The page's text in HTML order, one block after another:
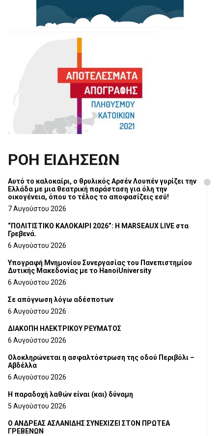
ΡΟΗ ΕΙΔΗΣΕΩΝ
Αυτό το καλοκαίρι, ο θρυλικός Αρσέν Λουπέν γυρίζει την
Ελλάδα με μια θεατρική παράσταση για όλη την
οικογένεια, όπου το τέλος το αποφασίζεις εσύ!
7 Αυγούστου 2026
“ΠΟΛΙΤΙΣΤΙΚΟ ΚΑΛΟΚΑΙΡΙ 2026”: Η MARSEAUX LIVE στα
Γρεβενά.
6 Αυγούστου 2026
Υπογραφή Μνημονίου Συνεργασίας του Πανεπιστημίου
Δυτικής Μακεδονίας με το HanoiUniversity
6 Αυγούστου 2026
Σε απόγνωση λόγω αδέσποτων
6 Αυγούστου 2026
ΔΙΑΚΟΠΗ ΗΛΕΚΤΡΙΚΟΥ ΡΕΥΜΑΤΟΣ
6 Αυγούστου 2026
Ολοκληρώνεται η ασφαλτόστρωση της οδού Περιβόλι –
Αβδέλλα
6 Αυγούστου 2026
H παραδοχή λαθών είναι (και) δύναμη
5 Αυγούστου 2026
Ο ΑΝΔΡΕΑΣ ΑΣΛΑΝΙΔΗΣ ΣΥΝΕΧΙΖΕΙ ΣΤΟΝ ΠΡΩΤΕΑ
ΓΡΕΒΕΝΩΝ